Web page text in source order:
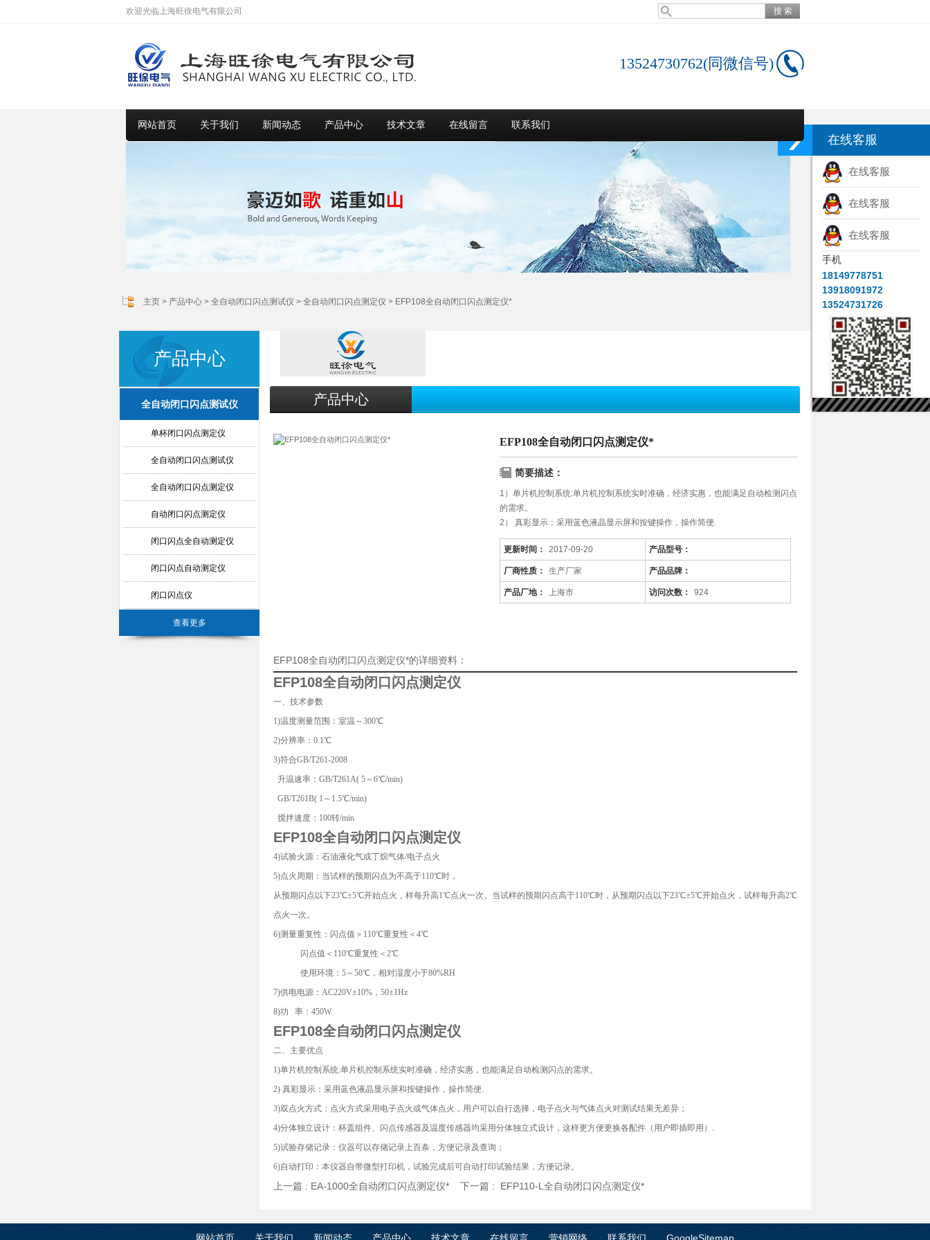
欢迎光临上海旺徐电气有限公司
13524730762(同微信号)
网站首页 关于我们 新闻动态 产品中心 技术文章 在线留言 联系我们
主页 > 产品中心 > 全自动闭口闪点测试仪 > 全自动闭口闪点测定仪 > EFP108全自动闭口闪点测定仪*
产品中心
全自动闭口闪点测试仪
单杯闭口闪点测定仪
全自动闭口闪点测试仪
全自动闭口闪点测定仪
自动闭口闪点测定仪
闭口闪点全自动测定仪
闭口闪点自动测定仪
闭口闪点仪
查看更多
产品中心
EFP108全自动闭口闪点测定仪*
简要描述：
1）单片机控制系统:单片机控制系统实时准确，经济实惠，也能满足自动检测闪点
的需求。
2） 真彩显示：采用蓝色液晶显示屏和按键操作，操作简便.
更新时间： 2017-09-20 产品型号：
厂商性质： 生产厂家 产品品牌：
产品厂地： 上海市 访问次数： 924
EFP108全自动闭口闪点测定仪*的详细资料：
EFP108全自动闭口闪点测定仪
一、技术参数
1)温度测量范围：室温～300℃
2)分辨率：0.1℃
3)符合GB/T261-2008
升温速率：GB/T261A( 5～6℃/min)
GB/T261B( 1～1.5℃/min)
搅拌速度：100转/min
EFP108全自动闭口闪点测定仪
4)试验火源：石油液化气或丁烷气体/电子点火
5)点火周期：当试样的预期闪点为不高于110℃时，
从预期闪点以下23℃±5℃开始点火，样每升高1℃点火一次。当试样的预期闪点高于110℃时，从预期闪点以下23℃±5℃开始点火，试样每升高2℃
点火一次。
6)测量重复性：闪点值＞110℃重复性＜4℃
闪点值＜110℃重复性＜2℃
使用环境：5～50℃，相对湿度小于80%RH
7)供电电源：AC220V±10%，50±1Hz
8)功 率：450W
EFP108全自动闭口闪点测定仪
二、主要优点
1)单片机控制系统:单片机控制系统实时准确，经济实惠，也能满足自动检测闪点的需求。
2) 真彩显示：采用蓝色液晶显示屏和按键操作，操作简便.
3)双点火方式：点火方式采用电子点火或气体点火，用户可以自行选择，电子点火与气体点火对测试结果无差异；
4)分体独立设计：杯盖组件、闪点传感器及温度传感器均采用分体独立式设计，这样更方便更换各配件（用户即插即用）.
5)试验存储记录：仪器可以存储记录上百条，方便记录及查询；
6)自动打印：本仪器自带微型打印机，试验完成后可自动打印试验结果，方便记录。
上一篇 : EA-1000全自动闭口闪点测定仪* 下一篇 : EFP110-L全自动闭口闪点测定仪*
在线客服
在线客服
在线客服
在线客服
手机
18149778751
13918091972
13524731726